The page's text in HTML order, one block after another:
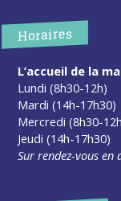
Horaires
L’accueil de la
Lundi (8h30-12h)
Mardi (14h-17h30)
Mercredi (8h30-
Jeudi (14h-17h30)
Sur rendez-vous